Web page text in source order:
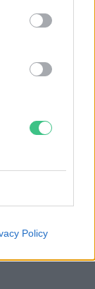
Policy
azt
távra
a
fognak